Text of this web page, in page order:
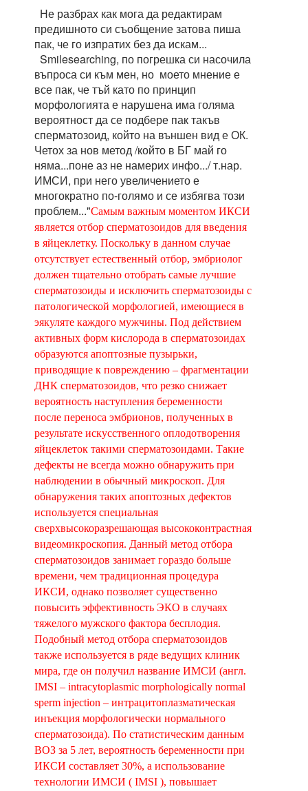
Не разбрах как мога да редактирам
предишното си съобщение затова пиша
пак, че го изпратих без да искам...
Smilesearching, по погрешка си насочила
въпроса си към мен, но моето мнение е
все пак, че тъй като по принцип
морфологията е нарушена има голяма
вероятност да се подбере пак такъв
сперматозоид, който на външен вид е ОК.
Четох за нов метод /който в БГ май го
няма...поне аз не намерих инфо.../ т.нар.
ИМСИ, при него увеличението е
многократно по-голямо и се избягва този
проблем..."Самым важным моментом ИКСИ
является отбор сперматозоидов для введения
в яйцеклетку. Поскольку в данном случае
отсутствует естественный отбор, эмбриолог
должен тщательно отобрать самые лучшие
сперматозоиды и исключить сперматозоиды с
патологической морфологией, имеющиеся в
эякуляте каждого мужчины. Под действием
активных форм кислорода в сперматозоидах
образуются апоптозные пузырьки,
приводящие к повреждению – фрагментации
ДНК сперматозоидов, что резко снижает
вероятность наступления беременности
после переноса эмбрионов, полученных в
результате искусственного оплодотворения
яйцеклеток такими сперматозоидами. Такие
дефекты не всегда можно обнаружить при
наблюдении в обычный микроскоп. Для
обнаружения таких апоптозных дефектов
используется специальная
сверхвысокоразрешающая высококонтрастная
видеомикроскопия. Данный метод отбора
сперматозоидов занимает гораздо больше
времени, чем традиционная процедура
ИКСИ, однако позволяет существенно
повысить эффективность ЭКО в случаях
тяжелого мужского фактора бесплодия.
Подобный метод отбора сперматозоидов
также используется в ряде ведущих клиник
мира, где он получил название ИМСИ (англ.
IMSI – intracytoplasmic morphologically normal
sperm injection – интрацитоплазматическая
инъекция морфологически нормального
сперматозоида). По статистическим данным
ВОЗ за 5 лет, вероятность беременности при
ИКСИ составляет 30%, а использование
технологии ИМСИ ( IMSI ), повышает